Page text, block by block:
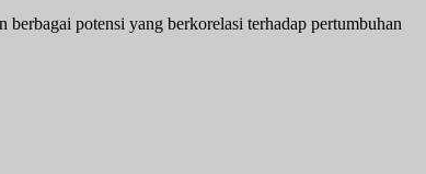
potensi yang berkorelasi terhadap pertumbuhan